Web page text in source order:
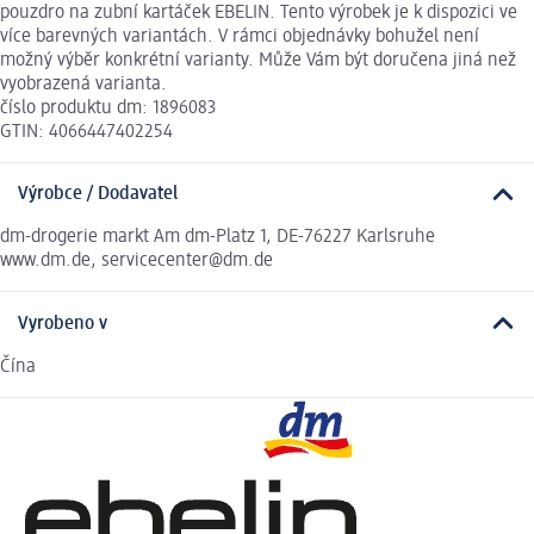
pouzdro na zubní kartáček EBELIN. Tento výrobek je k dispozici ve
více barevných variantách. V rámci objednávky bohužel není
možný výběr konkrétní varianty. Může Vám být doručena jiná než
vyobrazená varianta.
číslo produktu dm: 1896083
GTIN: 4066447402254
Výrobce / Dodavatel
dm-drogerie markt Am dm-Platz 1, DE-76227 Karlsruhe
www.dm.de, servicecenter@dm.de
Vyrobeno v
Čína